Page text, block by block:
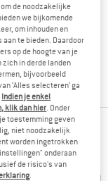
het met minder
MERKEN
de noodzakelijke
we bijkomende
om inhouden en
te bieden. Daardoor
op de hoogte van je
zich in derde landen
bijvoorbeeld
‘Alles selecteren’ ga
Indien je enkel
klik dan hier . Onder
toestemming geven
niet noodzakelijk
worden ingetrokken
onderaan
de risico's van